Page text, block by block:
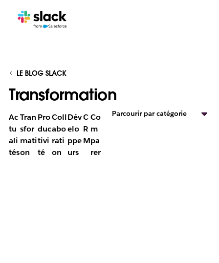
LE BLOG SLACK
Transformation
Ac
tu
ali
tés
Tran
sfor
mati
on
Pro
duc
tivi
té
Coll
abo
rati
on
Dév
elo
ppe
urs
C
R
M
Co
m
pa
rer
Parcourir par catégorie